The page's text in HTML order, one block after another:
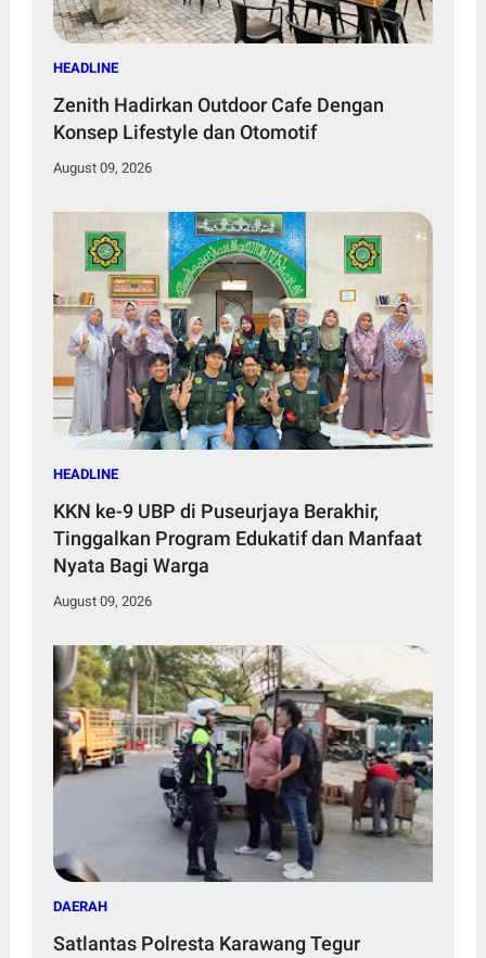
HEADLINE
Zenith Hadirkan Outdoor Cafe Dengan
Konsep Lifestyle dan Otomotif
August 09, 2026
HEADLINE
KKN ke-9 UBP di Puseurjaya Berakhir,
Tinggalkan Program Edukatif dan Manfaat
Nyata Bagi Warga
August 09, 2026
DAERAH
Satlantas Polresta Karawang Tegur